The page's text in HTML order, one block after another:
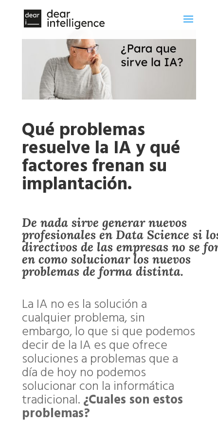
Qué problemas
resuelve la IA y qué
factores frenan su
implantación.
De nada sirve generar nuevos
profesionales en Data Science si
directivos de las empresas no se
en como solucionar los nuevos
problemas de forma distinta.
La IA no es la solución a
cualquier problema, sin
embargo, lo que si que podemos
decir de la IA es que ofrece
soluciones a problemas que a
día de hoy no podemos
solucionar con la informática
tradicional.¿Cuales son estos
problemas?